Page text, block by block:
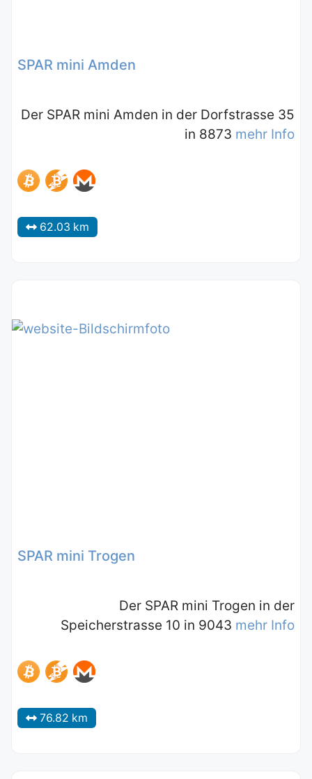
SPAR mini Amden
Der SPAR mini Amden in der Dorfstrasse 35
in 8873 mehr Info
62.03 km
SPAR mini Trogen
Der SPAR mini Trogen in der
Speicherstrasse 10 in 9043 mehr Info
76.82 km